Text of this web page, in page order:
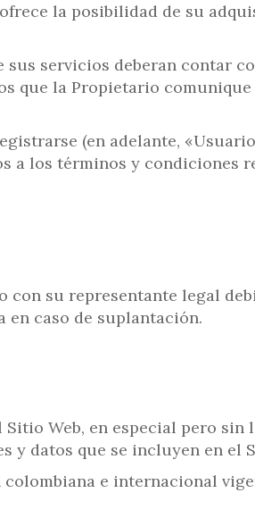
la posibilidad de su
servicios deberan contar
que la Propietario
(en adelante,
a los términos y condiciones
su representante legal
caso de suplantación.
Web, en especial pero sin
y datos que se incluyen en el
e internacional